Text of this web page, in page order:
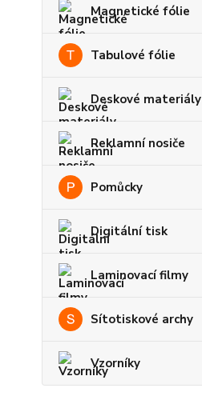
Magnetické fólie
Tabulové fólie
Deskové materiály
Reklamní nosiče
Pomůcky
Digitální tisk
Laminovací filmy
Sítotiskové archy
Vzorníky